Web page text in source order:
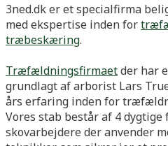
3ned.dk er et specialfirma
med ekspertise inden for
træbeskæring.
Træfældningsfirmaetder har
grundlagt af arborist Lars
års erfaring inden for
Vores stab består af 4 dygtige
skovarbejdere der anvender